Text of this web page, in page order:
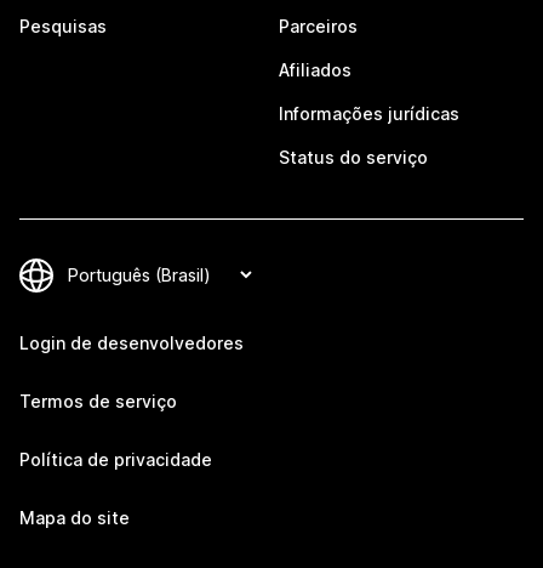
Pesquisas Parceiros
Afiliados
Informações jurídicas
Status do serviço
Login de desenvolvedores
Termos de serviço
Política de privacidade
Mapa do site